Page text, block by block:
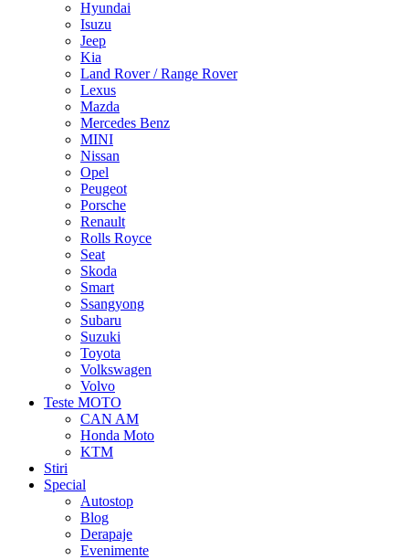
Hyundai
Isuzu
Jeep
Kia
Land Rover / Range Rover
Lexus
Mazda
Mercedes Benz
MINI
Nissan
Opel
Peugeot
Porsche
Renault
Rolls Royce
Seat
Skoda
Smart
Ssangyong
Subaru
Suzuki
Toyota
Volkswagen
Volvo
Teste MOTO
CAN AM
Honda Moto
KTM
Stiri
Special
Autostop
Blog
Derapaje
Evenimente